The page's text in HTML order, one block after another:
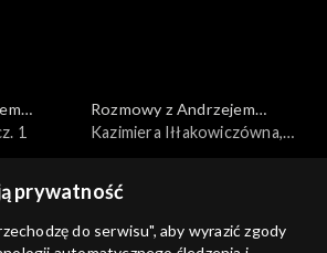
1
Rozmowy z Andrzejem
Doboszem
Kazimiera Iłłakowiczówna,
prywatność
do serwisu", aby wyrazić zgody